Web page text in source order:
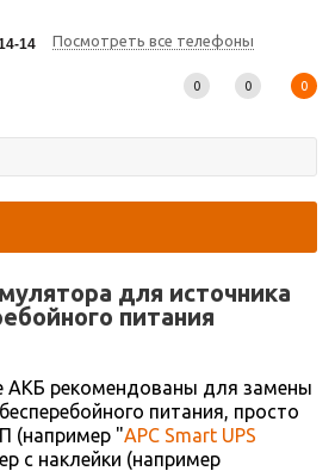
14 Посмотреть все телефоны
0 0 0
для источника
питания
АКБ рекомендованы для замены
питания, просто
(например "APC Smart UPS
с наклейки (например